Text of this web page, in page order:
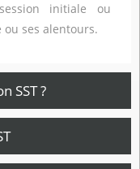
initiale ou
ses alentours.
SST ?